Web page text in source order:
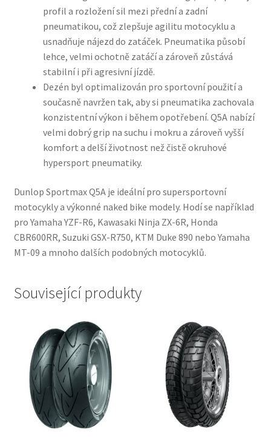
profil a rozložení sil mezi přední a zadní
pneumatikou, což zlepšuje agilitu motocyklu a
usnadňuje nájezd do zatáček. Pneumatika působí
lehce, velmi ochotně zatáčí a zároveň zůstává
stabilní i při agresivní jízdě.
Dezén byl optimalizován pro sportovní použití a
současně navržen tak, aby si pneumatika zachovala
konzistentní výkon i během opotřebení. Q5A nabízí
velmi dobrý grip na suchu i mokru a zároveň vyšší
komfort a delší životnost než čistě okruhové
hypersport pneumatiky.
Dunlop Sportmax Q5A je ideální pro supersportovní
motocykly a výkonné naked bike modely. Hodí se například
pro Yamaha YZF-R6, Kawasaki Ninja ZX-6R, Honda
CBR600RR, Suzuki GSX-R750, KTM Duke 890 nebo Yamaha
MT-09 a mnoho dalších podobných motocyklů.
Související produkty